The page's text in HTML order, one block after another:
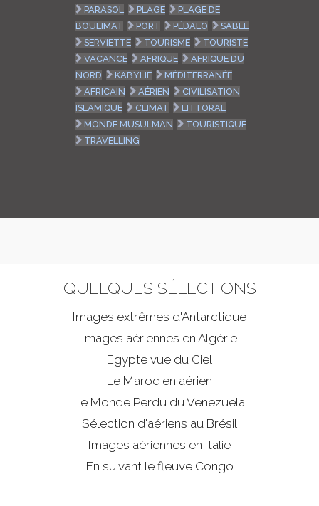
PARASOL
PLAGE
PLAGE DE
BOULIMAT
PORT PÉDALO
SABLE
SERVIETTE
TOURISME
TOURISTE
VACANCE
AFRIQUE
AFRIQUE DU
NORD
KABYLIE
MÉDITERRANÉE
AFRICAIN
AÉRIEN
CIVILISATION
ISLAMIQUE
CLIMAT
LITTORAL
MONDE MUSULMAN
TOURISTIQUE
TRAVELLING
QUELQUES SÉLECTIONS
Images extrêmes d'Antarctique
Images aériennes en Algérie
Egypte vue du Ciel
Le Maroc en aérien
Le Monde Perdu du Venezuela
Sélection d'aériens au Brésil
Images aériennes en Italie
En suivant le fleuve Congo